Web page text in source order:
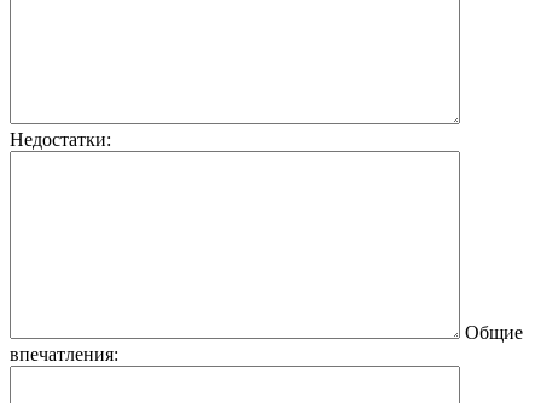
Недостатки:
Общие
впечатления: